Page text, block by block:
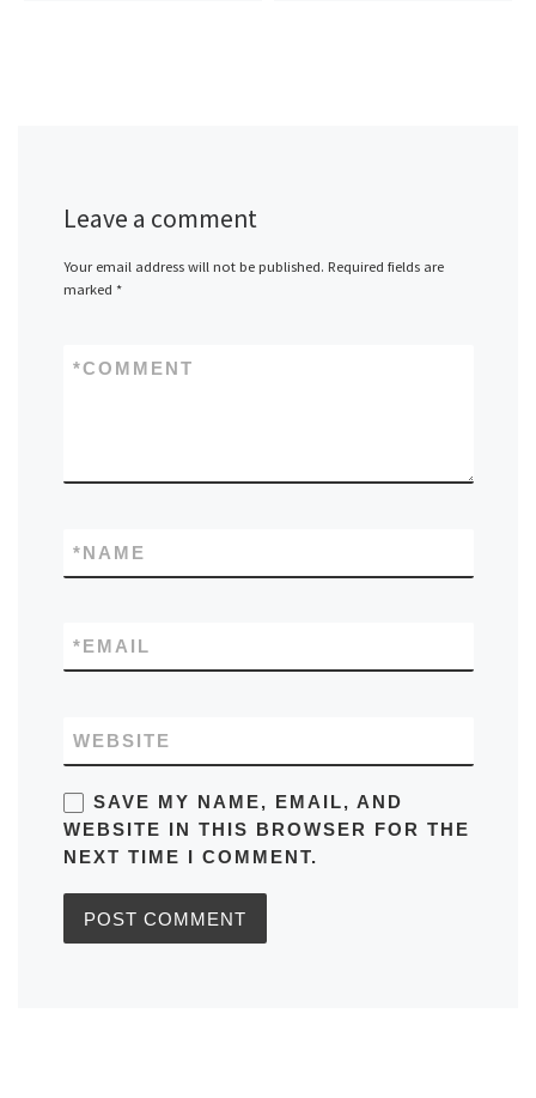
Leave a comment
Your email address will not be published. Required fields are
marked *
COMMENT
*
NAME
*
EMAIL
*
WEBSITE
SAVE MY NAME, EMAIL, AND
WEBSITE IN THIS BROWSER FOR THE
NEXT TIME I COMMENT.